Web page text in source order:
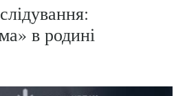
в родині